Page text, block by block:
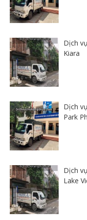
Dịch
Kiara
Dịch
Park
Dịch
Lake